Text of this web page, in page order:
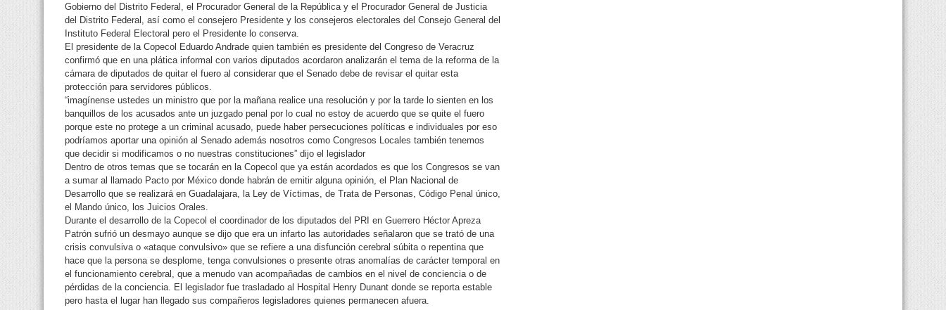
Gobierno del Distrito Federal, el Procurador General de la República y el Procurador General de Justicia
del Distrito Federal, así como el consejero Presidente y los consejeros electorales del Consejo General del
Instituto Federal Electoral pero el Presidente lo conserva.
El presidente de la Copecol Eduardo Andrade quien también es presidente del Congreso de Veracruz
confirmó que en una plática informal con varios diputados acordaron analizarán el tema de la reforma de la
cámara de diputados de quitar el fuero al considerar que el Senado debe de revisar el quitar esta
protección para servidores públicos.
“imagínense ustedes un ministro que por la mañana realice una resolución y por la tarde lo sienten en los
banquillos de los acusados ante un juzgado penal por lo cual no estoy de acuerdo que se quite el fuero
porque este no protege a un criminal acusado, puede haber persecuciones políticas e individuales por eso
podríamos aportar una opinión al Senado además nosotros como Congresos Locales también tenemos
que decidir si modificamos o no nuestras constituciones” dijo el legislador
Dentro de otros temas que se tocarán en la Copecol que ya están acordados es que los Congresos se van
a sumar al llamado Pacto por México donde habrán de emitir alguna opinión, el Plan Nacional de
Desarrollo que se realizará en Guadalajara, la Ley de Víctimas, de Trata de Personas, Código Penal único,
el Mando único, los Juicios Orales.
Durante el desarrollo de la Copecol el coordinador de los diputados del PRI en Guerrero Héctor Apreza
Patrón sufrió un desmayo aunque se dijo que era un infarto las autoridades señalaron que se trató de una
crisis convulsiva o «ataque convulsivo» que se refiere a una disfunción cerebral súbita o repentina que
hace que la persona se desplome, tenga convulsiones o presente otras anomalías de carácter temporal en
el funcionamiento cerebral, que a menudo van acompañadas de cambios en el nivel de conciencia o de
pérdidas de la conciencia. El legislador fue trasladado al Hospital Henry Dunant donde se reporta estable
pero hasta el lugar han llegado sus compañeros legisladores quienes permanecen afuera.